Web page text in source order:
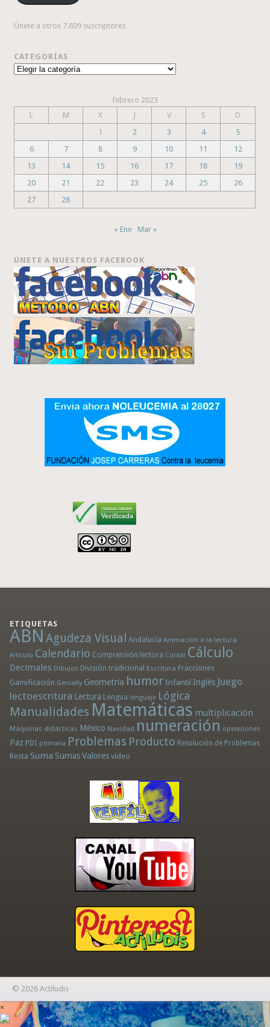
Únete a otros 7.609 suscriptores
CATEGORÍAS
Categorías
febrero 2023
L
M X J V S
D
1
2 3 4
5
6
7 8 9 10 11
12
13
14 15 16 17 18
19
20
21 22 23 24 25
26
27
28
« Ene Mar »
ÚNETE A NUESTROS FACEBOOK
ETIQUETAS
ABN Agudeza Visual Andalucía Animación a la lectura
Artículo Calendario Comprensión lectora Contar Cálculo
Decimales Dibujos División tradicional Escritura Fracciones
Gamificación Genially Geometría humor Infantil Inglés Juego
lectoescritura Lectura Lengua lenguaje Lógica
Manualidades Matemáticas multiplicación
Máquinas didácticas México Navidad numeración operaciones
Paz PDI primaria Problemas Producto Resolución de Problemas
Resta Suma Sumas Valores vídeo
© 2026 Actiludis
×